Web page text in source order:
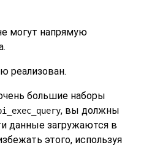
могут напрямую
реализован.
большие наборы
, вы должны
данные загружаются в
этого, используя